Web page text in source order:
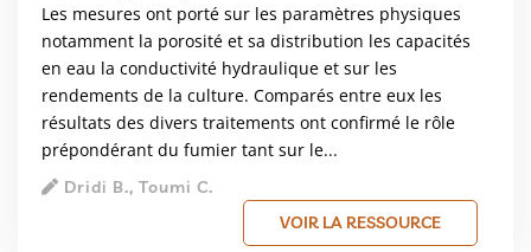
Les mesures ont porté sur les paramètres physiques
notamment la porosité et sa distribution les capacités
en eau la conductivité hydraulique et sur les
rendements de la culture. Comparés entre eux les
résultats des divers traitements ont confirmé le rôle
prépondérant du fumier tant sur le...
Dridi B., Toumi C.
VOIR LA RESSOURCE